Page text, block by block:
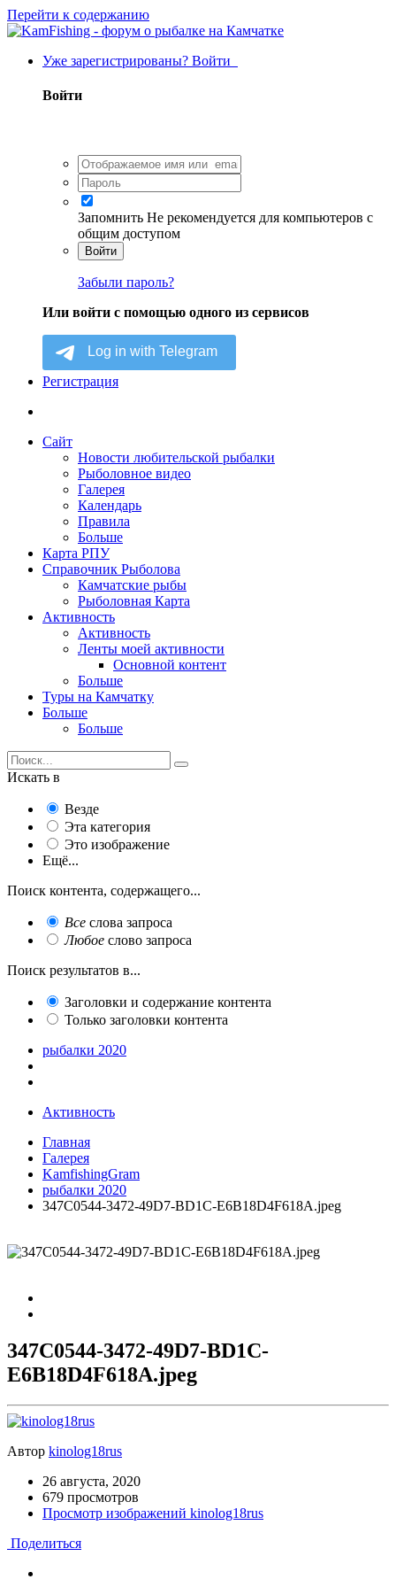
Перейти к содержанию
Уже зарегистрированы? Войти
Войти
Запомнить Не рекомендуется для компьютеров с
общим доступом
Войти
Забыли пароль?
Или войти с помощью одного из сервисов
Регистрация
Сайт
Новости любительской рыбалки
Рыболовное видео
Галерея
Календарь
Правила
Больше
Карта РПУ
Справочник Рыболова
Камчатские рыбы
Рыболовная Карта
Активность
Активность
Ленты моей активности
Основной контент
Больше
Туры на Камчатку
Больше
Больше
Искать в
Везде
Эта категория
Это изображение
Ещё...
Поиск контента, содержащего...
Все слова запроса
Любое слово запроса
Поиск результатов в...
Заголовки и содержание контента
Только заголовки контента
рыбалки 2020
Активность
Главная
Галерея
KamfishingGram
рыбалки 2020
347C0544-3472-49D7-BD1C-E6B18D4F618A.jpeg
347C0544-3472-49D7-BD1C-
E6B18D4F618A.jpeg
Автор kinolog18rus
26 августа, 2020
679 просмотров
Просмотр изображений kinolog18rus
Поделиться